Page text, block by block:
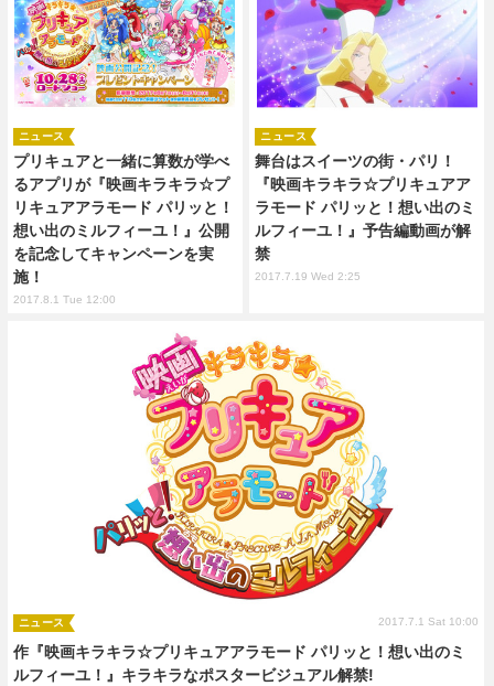
プリキュアと一緒に算数が学べ
るアプリが『映画キラキラ☆プ
リキュアアラモード パリッと！
想い出のミルフィーユ！』公開
を記念してキャンペーンを実
施！
ニュース
2017.8.1 Tue 12:00
舞台はスイーツの街・パリ！
『映画キラキラ☆プリキュアア
ラモード パリッと！想い出のミ
ルフィーユ！』予告編動画が解
禁
ニュース
2017.7.19 Wed 2:25
作『映画キラキラ☆プリキュアアラモード パリッと！想い出のミ
ルフィーユ！』キラキラなポスタービジュアル解禁!
ニュース 2017.7.1 Sat 10:00